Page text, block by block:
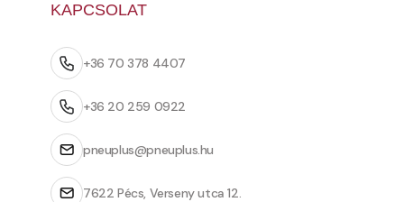
KAPCSOLAT
+36 70 378 4407
+36 20 259 0922
pneuplus@pneuplus.hu
7622 Pécs, Verseny utca 12.